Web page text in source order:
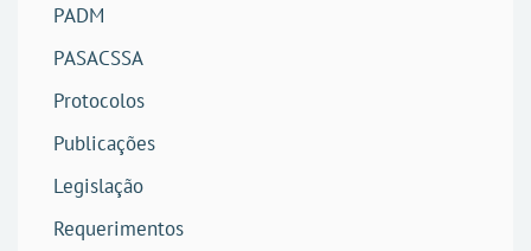
PADM
PASACSSA
Protocolos
Publicações
Legislação
Requerimentos